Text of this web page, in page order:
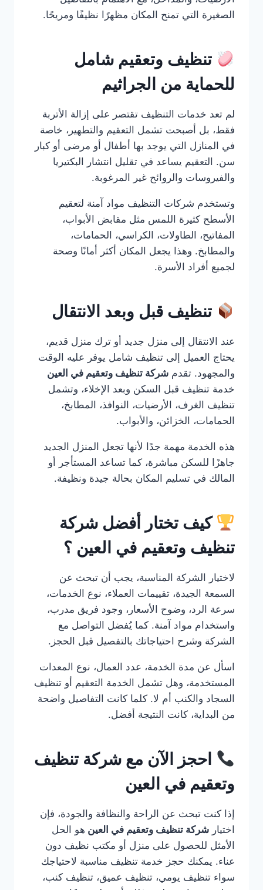
الصغيرة التي تمنح المكان مظهرًا نظيفًا ومريحًا.
تنظيف وتعقيم شامل
للحماية من الجراثيم
لم تعد خدمات التنظيف تقتصر على إزالة الأتربة
فقط، بل أصبحت تشمل التعقيم والتطهير، خاصة
في المنازل التي يوجد بها أطفال أو مرضى أو كبار
سن. التعقيم يساعد في تقليل انتشار البكتيريا
والفيروسات والروائح غير المرغوبة.
وتستخدم شركات التنظيف مواد آمنة لتعقيم
الأسطح كثيرة اللمس مثل مقابض الأبواب،
المفاتيح، الطاولات، الكراسي، الحمامات،
والمطابخ. وهذا يجعل المكان أكثر أمانًا وصحة
لجميع أفراد الأسرة.
تنظيف قبل وبعد الانتقال
عند الانتقال إلى منزل جديد أو ترك منزل قديم،
يحتاج العميل إلى تنظيف شامل يوفر عليه الوقت
والمجهود. تقدم شركة تنظيف وتعقيم في العين
خدمة تنظيف قبل السكن وبعد الإخلاء، وتشمل
تنظيف الغرف، الأرضيات، النوافذ، المطابخ،
الحمامات، الخزائن، والأبواب.
هذه الخدمة مهمة جدًا لأنها تجعل المنزل الجديد
جاهزًا للسكن مباشرة، كما تساعد المستأجر أو
المالك في تسليم المكان بحالة جيدة ونظيفة.
كيف تختار أفضل شركة
تنظيف وتعقيم في العين ؟
لاختيار الشركة المناسبة، يجب أن تبحث عن
السمعة الجيدة، تقييمات العملاء، نوع الخدمات،
سرعة الرد، وضوح الأسعار، وجود فريق مدرب،
واستخدام مواد آمنة. كما يُفضل التواصل مع
الشركة وشرح احتياجاتك بالتفصيل قبل الحجز.
اسأل عن مدة الخدمة، عدد العمال، نوع المعدات
المستخدمة، وهل تشمل الخدمة التعقيم أو تنظيف
السجاد والكنب أم لا. كلما كانت التفاصيل واضحة
من البداية، كانت النتيجة أفضل.
احجز الآن مع شركة تنظيف
وتعقيم في العين
إذا كنت تبحث عن الراحة والنظافة والجودة، فإن
اختيار شركة تنظيف وتعقيم في العين هو الحل
الأمثل للحصول على منزل أو مكتب نظيف دون
عناء. يمكنك حجز خدمة تنظيف مناسبة لاحتياجك
سواء تنظيف يومي، تنظيف عميق، تنظيف كنب،